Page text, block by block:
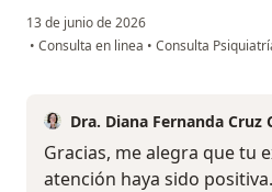
13 de junio de 2026
• Consulta en linea • Consulta
Dra. Diana Fernanda Cruz
Gracias, me alegra que tu
atención haya sido positiva.